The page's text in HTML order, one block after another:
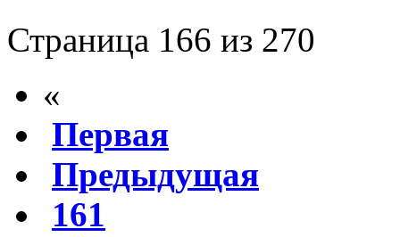
Страница 166 из 270
«
Первая
Предыдущая
161